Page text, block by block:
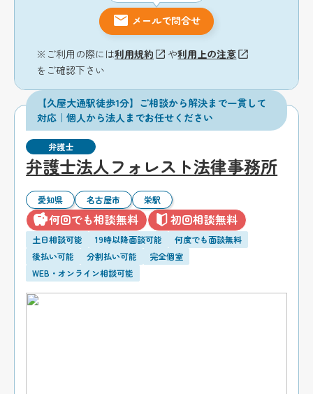
メールで問合せ
※ご利用の際には利用規約 や利用上の注意
をご確認下さい
【久屋大通駅徒歩1分】ご相談から解決まで一貫して
対応｜個人から法人までお任せください
弁護士
弁護士法人フォレスト法律事務所
愛知県 名古屋市 栄駅
何回でも相談無料 初回相談無料
土日相談可能 19時以降面談可能
何度でも面談無料
後払い可能
分割払い可能
完全個室
WEB・オンライン相談可能